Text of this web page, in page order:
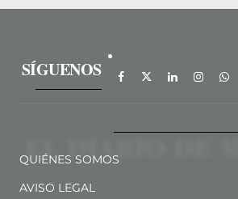
SÍGUENOS
QUIÉNES SOMOS
AVISO LEGAL